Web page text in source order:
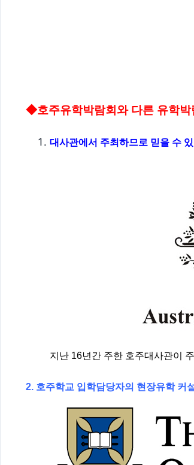
◆호주유학박람회와 다른 유학박
대사관에서 주최하므로 믿을 수
지난 16년간 주한 호주대사관이
2. 호주학교 입학담당자의 현장유학 커